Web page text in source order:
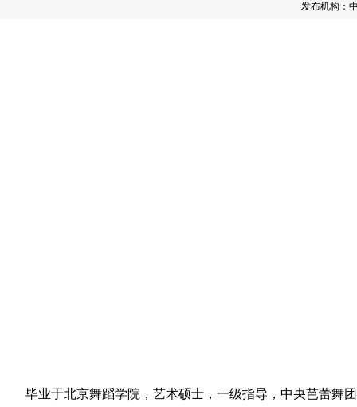
发布机构：
毕业于北京舞蹈学院，艺术硕士，一级指导，中央芭蕾舞